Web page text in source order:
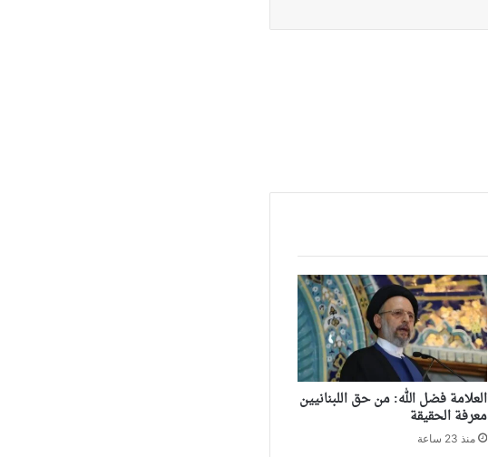
العلامة فضل الله: من حق اللبنانيين
معرفة الحقيقة
منذ 23 ساعة